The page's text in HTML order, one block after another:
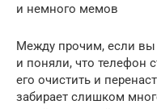
и немного мемов
Между прочим, если вы
и поняли, что телефон
его очистить и
забирает слишком